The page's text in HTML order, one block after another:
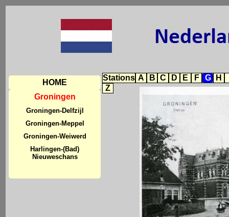
HOME
Groningen
Groningen-Delfzijl
Groningen-Meppel
Groningen-Weiwerd
Harlingen-(Bad)
Nieuweschans
Stations A B C D E F G H
Z